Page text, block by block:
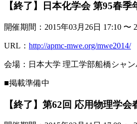
【終了】日本化学会 第95春季
開催期間：2015年03月26日 17:10 〜
URL： http://apmc-mwe.org/mwe2014/
会場：日本大学 理工学部船橋シャン
■掲載準備中
【終了】第62回 応用物理学